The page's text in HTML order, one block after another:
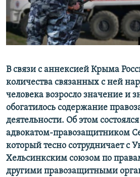
УКРАИНСКАЯ ПРОБЛЕМА КРЫМА
Все сайты RFE/RL
В связи с аннексией Крыма
количества связанных с ней
человека возросло значение и
обогатилось содержание
деятельности. Об этом
адвокатом-правозащитником
который тесно сотрудничает с
Хельсинкским союзом по
другими правозащитными